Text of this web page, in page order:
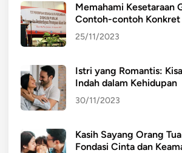
a
g
a
Memahami Kesetaraan
Contoh-contoh Konkret
25/11/2023
Istri yang Romantis:
Indah dalam Kehidupan
30/11/2023
Kasih Sayang Orang
Fondasi Cinta dan